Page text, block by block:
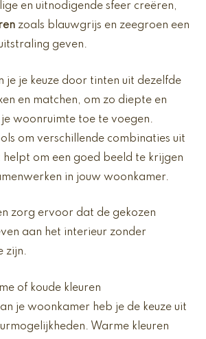
en uitnodigende sfeer creëren,
zoals blauwgrijs en zeegroen een
geven.
je je keuze door tinten uit dezelfde
en matchen, om zo diepte en
woonruimte toe te voegen.
om verschillende combinaties uit
om een goed beeld te krijgen
in jouw woonkamer.
zorg ervoor dat de gekozen
aan het interieur zonder
zijn.
of koude kleuren
je woonkamer heb je de keuze uit
Warme kleuren